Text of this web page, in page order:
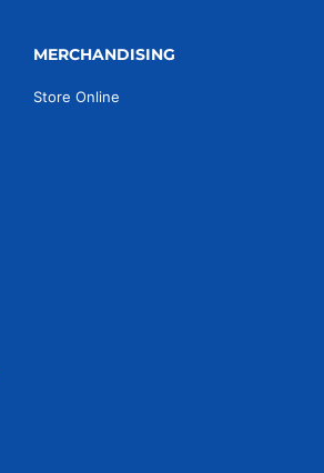
MERCHANDISING
Store Online